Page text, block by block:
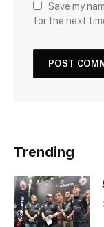
Save my
for the next
Trending